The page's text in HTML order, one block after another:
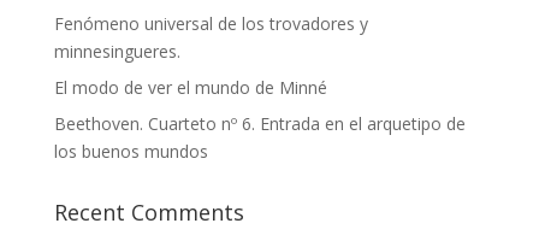
Fenómeno universal de los trovadores y
minnesingueres.
El modo de ver el mundo de Minné
Beethoven. Cuarteto nº 6. Entrada en el arquetipo de
los buenos mundos
Recent Comments